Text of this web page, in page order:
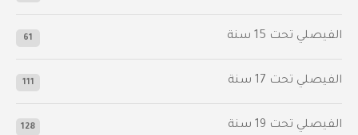
الفيصلي‬⁩ تحت 15 سنة 61
‫الفيصلي‬⁩ تحت 17 سنة 111
الفيصلي‬⁩ تحت 19 سنة 128